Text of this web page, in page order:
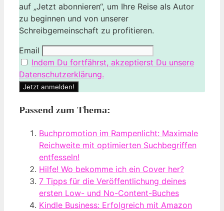
auf „Jetzt abonnieren“, um Ihre Reise als Autor
zu beginnen und von unserer
Schreibgemeinschaft zu profitieren.
Email
Indem Du fortfährst, akzeptierst Du unsere
Datenschutzerklärung.
Passend zum Thema:
Buchpromotion im Rampenlicht: Maximale
Reichweite mit optimierten Suchbegriffen
entfesseln!
Hilfe! Wo bekomme ich ein Cover her?
7 Tipps für die Veröffentlichung deines
ersten Low- und No-Content-Buches
Kindle Business: Erfolgreich mit Amazon